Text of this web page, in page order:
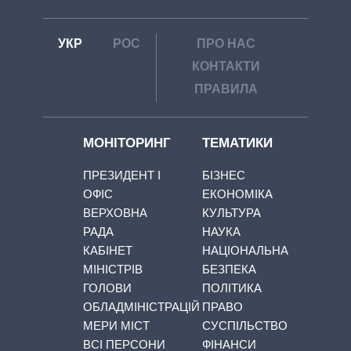
УКР РОС
ПРО НАС
КОНТАКТИ
ПРАВИЛА
МОНІТОРИНГ
ПРЕЗИДЕНТ І
ОФІС
ВЕРХОВНА
РАДА
КАБІНЕТ
МІНІСТРІВ
ГОЛОВИ
ОБЛАДМІНІСТРАЦІЙ
МЕРИ МІСТ
ВСІ ПЕРСОНИ
ТЕМАТИКИ
БІЗНЕС
ЕКОНОМІКА
КУЛЬТУРА
НАУКА
НАЦІОНАЛЬНА
БЕЗПЕКА
ПОЛІТИКА
ПРАВО
СУСПІЛЬСТВО
ФІНАНСИ